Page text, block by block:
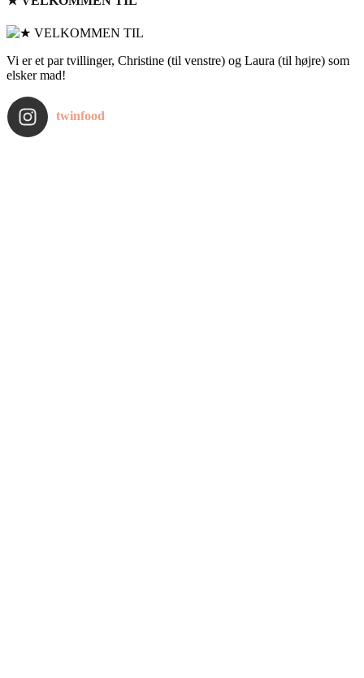
Vi er et par tvillinger, Christine (til venstre) og Laura (til højre) som
elsker mad!
twinfood